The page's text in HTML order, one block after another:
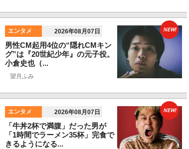
エンタメ 2026年08月07日
男性CM起用4位の“隠れCMキン
グ”は『20世紀少年』の元子役。
小倉史也（...
望月ふみ
NEW!
エンタメ 2026年08月07日
「牛丼2杯で満腹」だった男が
「1時間でラーメン35杯」完食で
きるようになる...
NEW!